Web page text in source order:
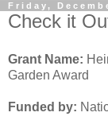
Friday,
Check it
Grant Name:
Garden Award
Funded by: